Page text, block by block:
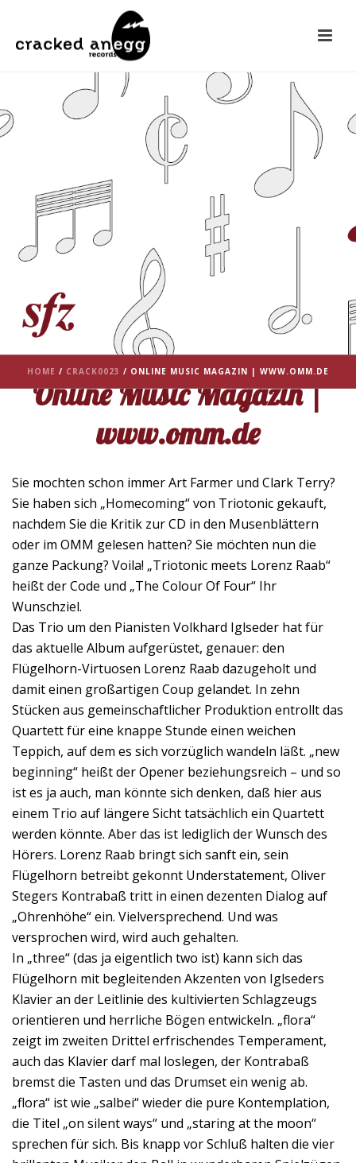
HOME / CRACK0023 / ONLINE MUSIC MAGAZIN | WWW.OMM.DE
Online Music Magazin |
www.omm.de
Sie mochten schon immer Art Farmer und Clark Terry?
Sie haben sich „Homecoming“ von Triotonic gekauft,
nachdem Sie die Kritik zur CD in den Musenblättern
oder im OMM gelesen hatten? Sie möchten nun die
ganze Packung? Voila! „Triotonic meets Lorenz Raab“
heißt der Code und „The Colour Of Four“ Ihr
Wunschziel.
Das Trio um den Pianisten Volkhard Iglseder hat für
das aktuelle Album aufgerüstet, genauer: den
Flügelhorn-Virtuosen Lorenz Raab dazugeholt und
damit einen großartigen Coup gelandet. In zehn
Stücken aus gemeinschaftlicher Produktion entrollt das
Quartett für eine knappe Stunde einen weichen
Teppich, auf dem es sich vorzüglich wandeln läßt. „new
beginning“ heißt der Opener beziehungsreich – und so
ist es ja auch, man könnte sich denken, daß hier aus
einem Trio auf längere Sicht tatsächlich ein Quartett
werden könnte. Aber das ist lediglich der Wunsch des
Hörers. Lorenz Raab bringt sich sanft ein, sein
Flügelhorn betreibt gekonnt Understatement, Oliver
Stegers Kontrabaß tritt in einen dezenten Dialog auf
„Ohrenhöhe“ ein. Vielversprechend. Und was
versprochen wird, wird auch gehalten.
In „three“ (das ja eigentlich two ist) kann sich das
Flügelhorn mit begleitenden Akzenten von Iglseders
Klavier an der Leitlinie des kultivierten Schlagzeugs
orientieren und herrliche Bögen entwickeln. „flora“
zeigt im zweiten Drittel erfrischendes Temperament,
auch das Klavier darf mal loslegen, der Kontrabaß
bremst die Tasten und das Drumset ein wenig ab.
„flora“ ist wie „salbei“ wieder die pure Kontemplation,
die Titel „on silent ways“ und „staring at the moon“
sprechen für sich. Bis knapp vor Schluß halten die vier